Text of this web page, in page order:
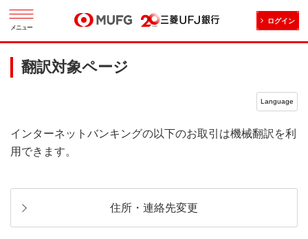
メニュー
ログイン
翻訳対象ページ
Language
インターネットバンキングの以下のお取引は機械翻訳を利
用できます。
住所・連絡先変更